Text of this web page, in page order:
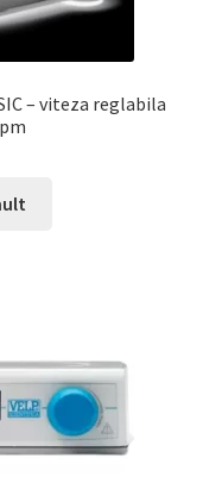
– viteza reglabila